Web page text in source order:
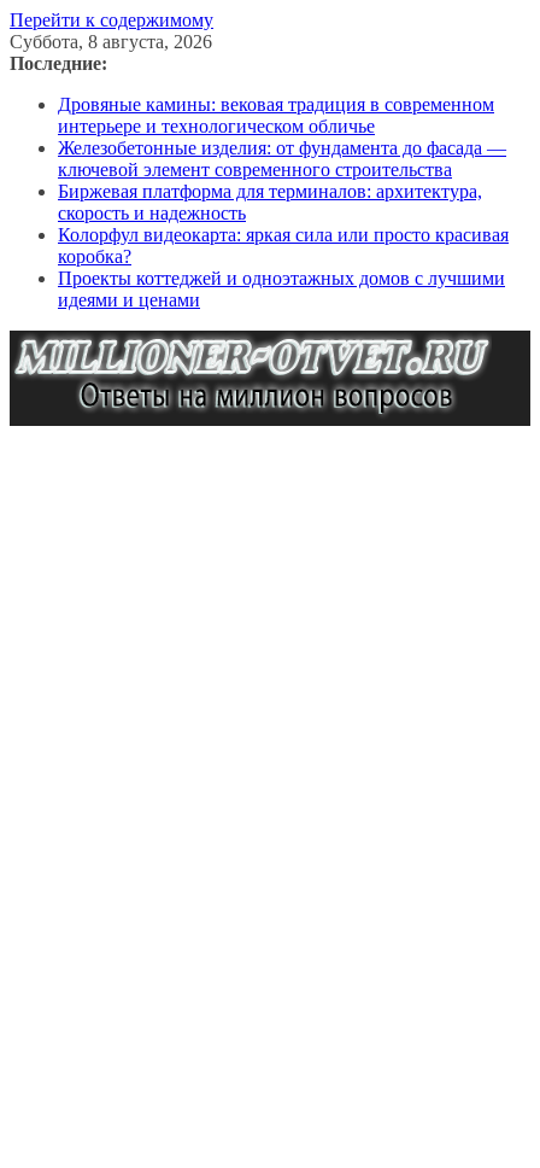
Перейти к содержимому
Суббота, 8 августа, 2026
Последние:
Дровяные камины: вековая традиция в современном
интерьере и технологическом обличье
Железобетонные изделия: от фундамента до фасада —
ключевой элемент современного строительства
Биржевая платформа для терминалов: архитектура,
скорость и надежность
Колорфул видеокарта: яркая сила или просто красивая
коробка?
Проекты коттеджей и одноэтажных домов с лучшими
идеями и ценами